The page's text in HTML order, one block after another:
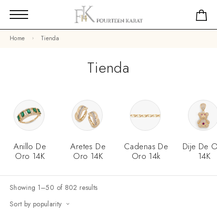
Home Tienda
Tienda
Anillo De
Oro 14K
Aretes De
Oro 14K
Cadenas De
Oro 14k
Dije De
14K
Showing 1–50 of 802 results
Sort by popularity